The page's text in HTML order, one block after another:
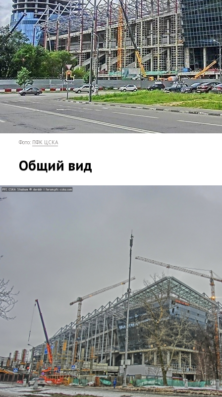
Фото: ПФК ЦСКА
Общий вид